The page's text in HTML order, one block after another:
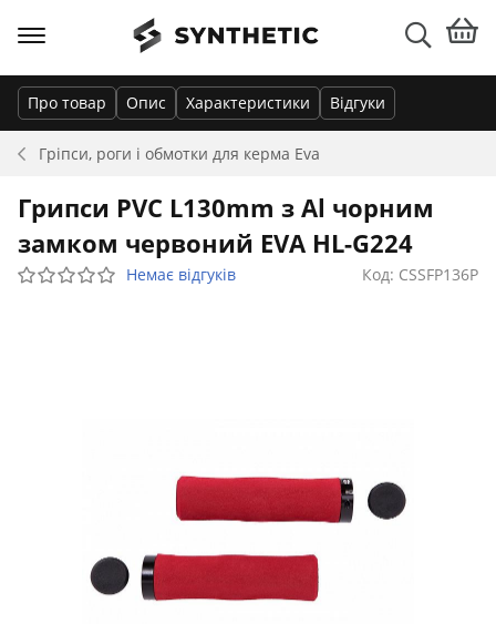
Гріпси, роги і обмотки для керма Eva
Про товар Опис Характеристики Відгуки
Грипси PVC L130mm з Al чорним
замком червоний EVA HL-G224
Немає відгуків Код: CSSFP136P